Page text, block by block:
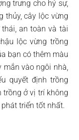
trưng cho hỷ sự,
thủy, cây lộc vừng
an toàn và tài
lộc vừng trồng
bạn có thêm màu
vào ngôi nhà,
quyết định trồng
trồng ở vị trí không
triển tốt nhất.